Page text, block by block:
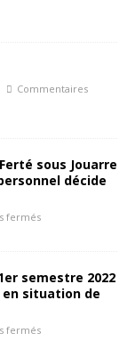
Commentaires
sous Jouarre
décide
fermés
semestre 2022
en situation de
fermés